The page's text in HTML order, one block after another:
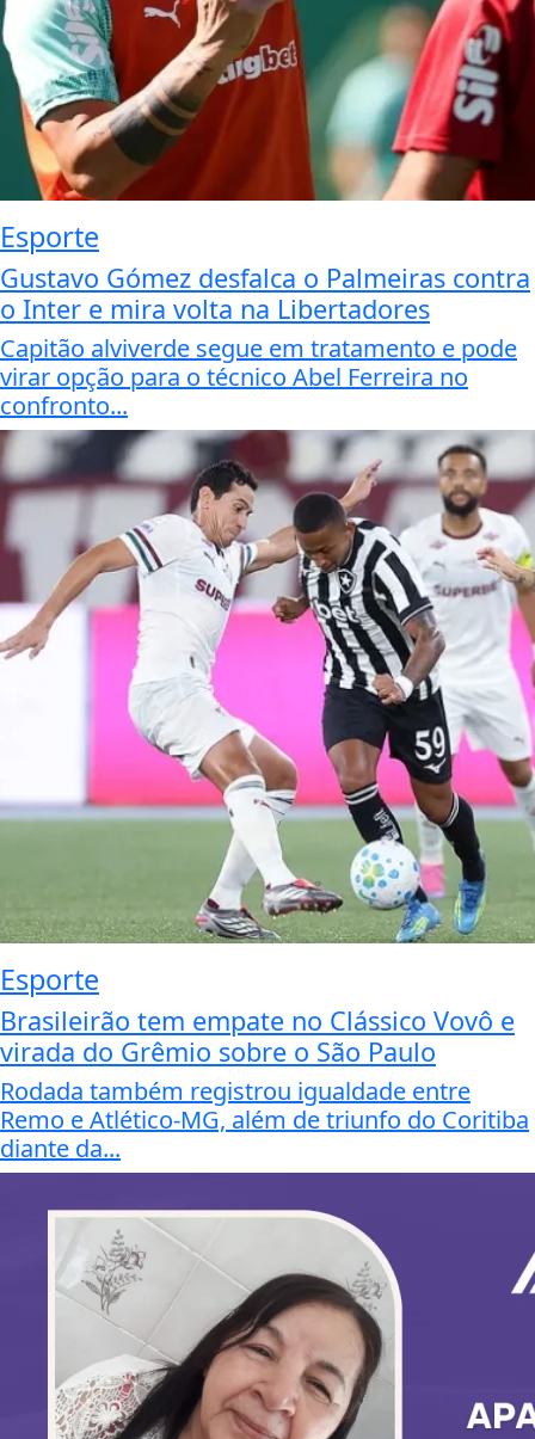
Esporte
Gustavo Gómez desfalca o Palmeiras contra
o Inter e mira volta na Libertadores
Capitão alviverde segue em tratamento e pode
virar opção para o técnico Abel Ferreira no
confronto...
Esporte
Brasileirão tem empate no Clássico Vovô e
virada do Grêmio sobre o São Paulo
Rodada também registrou igualdade entre
Remo e Atlético-MG, além de triunfo do Coritiba
diante da...